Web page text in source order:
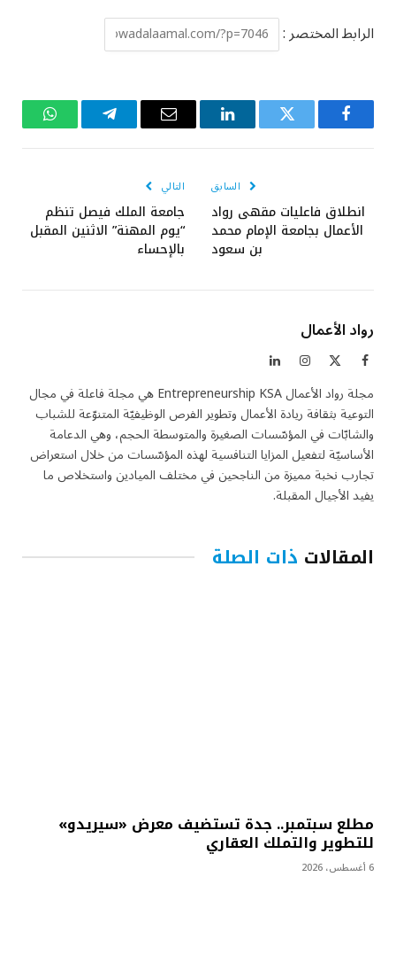
الرابط المختصر :
فيسبوك تويتر لينكدإن
البريد
تيلقرام واتساب
السابق
انطلاق فاعليات مقهى رواد
الأعمال بجامعة الإمام محمد
بن سعود
التالي
جامعة الملك فيصل تنظم
“يوم المهنة” الاثنين المقبل
بالإحساء
رواد الأعمال
فيسبوك الانستغراملينكدإن
مجلة رواد الأعمال Entrepreneurship KSA هي مجلة فاعلة في مجال
التوعية بثقافة ريادة الأعمال وتطوير الفرص الوظيفيّة المتنوّعة للشباب
والشابّات في المؤسّسات الصغيرة والمتوسطة الحجم، وهي الدعامة
الأساسيّة لتفعيل المزايا التنافسية لهذه المؤسّسات من خلال استعراض
تجارب نخبة مميزة من الناجحين في مختلف الميادين واستخلاص ما
يفيد الأجيال المقبلة.
المقالات ذات الصلة
مطلع سبتمبر.. جدة تستضيف معرض «سيريدو»
للتطوير والتملك العقاري
6 أغسطس، 2026